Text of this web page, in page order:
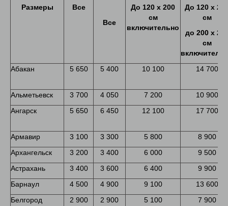
Размеры
Все
Все
До 120 х 200
см
включительно
До 120 х
см
до 200 х
см
Абакан
5 650 5 400 10 100 14 700
Альметьевск 3 700 4 050 7 200
10 900
Ангарск
5 650 6 450 12 100 17 700
Армавир 3 100 3 300 5 800
8 900
Архангельск
3 200 3 400 6 000
9 500
Астрахань
3 400 3 600 6 400
9 900
Барнаул
4 500 4 900 9 100
13 600
Белгород
2 900 2 900 5 100
7 900